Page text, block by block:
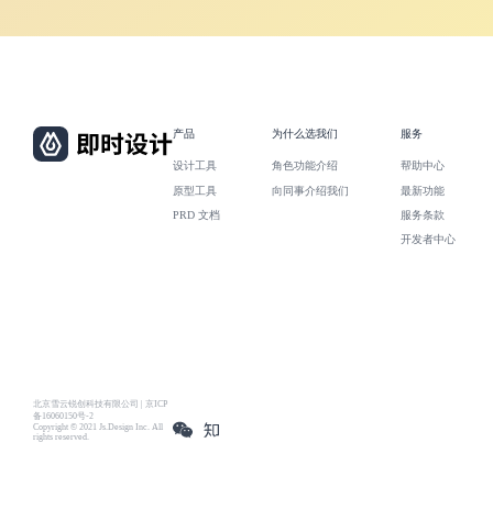
北京雪云锐创科技有限公司 | 京ICP
备16060150号-2
Copyright © 2021 Js.Design Inc. All
rights reserved.
产品
设计工具
原型工具
PRD 文档
为什么选我们
角色功能介绍
向同事介绍我们
服务
帮助中心
最新功能
服务条款
开发者中心